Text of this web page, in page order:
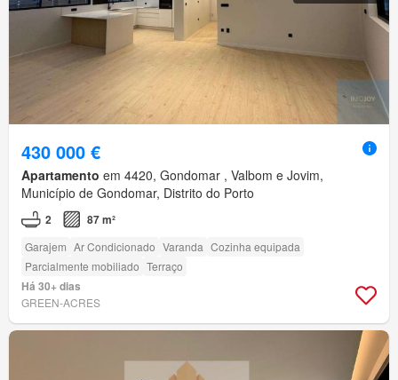
430 000 €
Apartamento em 4420, Gondomar , Valbom e Jovim,
Município de Gondomar, Distrito do Porto
2 87 m²
Garajem Ar Condicionado Varanda Cozinha equipada
Parcialmente mobiliado Terraço
Há 30+ dias
GREEN-ACRES